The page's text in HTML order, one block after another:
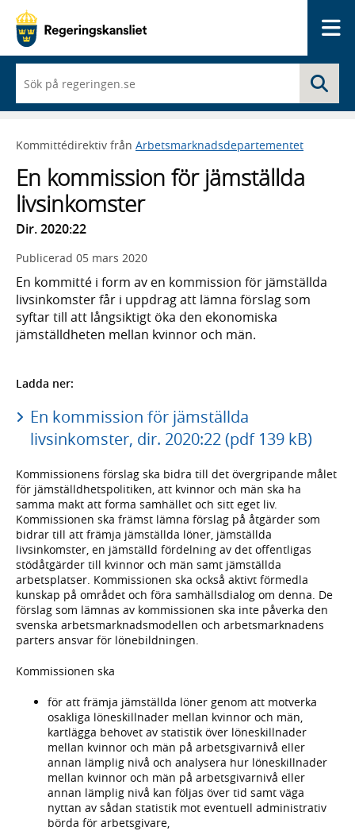
du
börjar
skriva
framträder
lista
med
sökförslag
Kommittédirektiv från Arbetsmarknadsdepartementet
En kommission för jämställda
livsinkomster
Dir. 2020:22
Publicerad 05 mars 2020
En kommitté i form av en kommission för jämställda
livsinkomster får i uppdrag att lämna förslag som
syftar till att långsiktigt öka den ekonomiska
jämställdheten mellan kvinnor och män.
Ladda ner:
En kommission för jämställda
livsinkomster, dir. 2020:22 (pdf 139 kB)
Kommissionens förslag ska bidra till det övergripande målet
för jämställdhetspolitiken, att kvinnor och män ska ha
samma makt att forma samhället och sitt eget liv.
Kommissionen ska främst lämna förslag på åtgärder som
bidrar till att främja jämställda löner, jämställda
livsinkomster, en jämställd fördelning av det offentligas
stödåtgärder till kvinnor och män samt jämställda
arbetsplatser. Kommissionen ska också aktivt förmedla
kunskap på området och föra samhällsdialog om denna. De
förslag som lämnas av kommissionen ska inte påverka den
svenska arbetsmarknadsmodellen och arbetsmarknadens
parters ansvar för lönebildningen.
Kommissionen ska
för att främja jämställda löner genom att motverka
osakliga löneskillnader mellan kvinnor och män,
kartlägga behovet av statistik över löneskillnader
mellan kvinnor och män på arbetsgivarnivå eller
annan lämplig nivå och analysera hur löneskillnader
mellan kvinnor och män på arbetsgivarnivå eller
annan lämplig nivå kan följas över tid samt väga
nyttan av sådan statistik mot eventuell administrativ
börda för arbetsgivare,